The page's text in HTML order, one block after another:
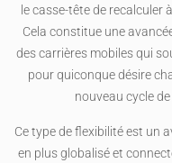
le casse-tête de recalculer
Cela constitue une
des carrières mobiles qui
pour quiconque désire
nouveau cycle
Ce type de flexibilité est un
en plus globalisé et